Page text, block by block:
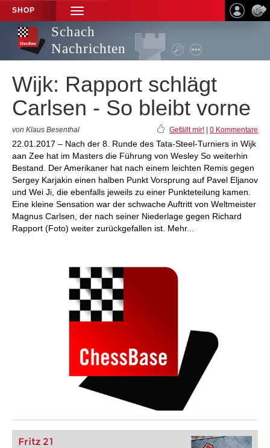
SHOP
TOGGLE
NAVIGATION
Schach
Nachrichten
Wijk: Rapport schlägt
Carlsen - So bleibt vorne
von Klaus Besenthal Gefällt mir! 0 Kommentare
22.01.2017 – Nach der 8. Runde des Tata-Steel-Turniers in Wijk
aan Zee hat im Masters die Führung von Wesley So weiterhin
Bestand. Der Amerikaner hat nach einem leichten Remis gegen
Sergey Karjakin einen halben Punkt Vorsprung auf Pavel Eljanov
und Wei Ji, die ebenfalls jeweils zu einer Punkteteilung kamen.
Eine kleine Sensation war der schwache Auftritt von Weltmeister
Magnus Carlsen, der nach seiner Niederlage gegen Richard
Rapport (Foto) weiter zurückgefallen ist. Mehr...
Fritz 21